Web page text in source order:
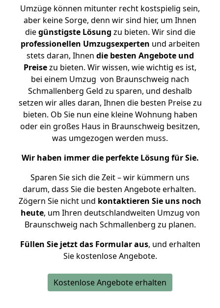
Umzüge können mitunter recht kostspielig sein,
aber keine Sorge, denn wir sind hier, um Ihnen
diegünstigste Lösung zu bieten. Wir sind die
professionellen Umzugsexperten und arbeiten
stets daran, Ihnen die besten Angebote und
Preisezu bieten. Wir wissen, wie wichtig es ist,
bei einem Umzug von Braunschweig nach
Schmallenberg Geld zu sparen, und deshalb
setzen wir alles daran, Ihnen die besten Preise zu
bieten. Ob Sie nun eine kleine Wohnung haben
oder ein großes Haus in Braunschweig besitzen,
was umgezogen werden muss.
Wir haben immer die perfekte Lösung für Sie.
Sparen Sie sich die Zeit – wir kümmern uns
darum, dass Sie die besten Angebote erhalten.
Zögern Sie nicht und kontaktieren Sie uns noch
heute, um Ihren deutschlandweiten Umzug von
Braunschweig nach Schmallenberg zu planen.
Füllen Sie jetzt das Formular aus, und erhalten
Sie kostenlose Angebote.
Kostenlose Angebote erhalten